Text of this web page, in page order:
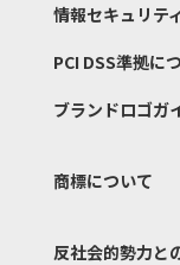
情報セキュリテ
PCI DSS準拠に
ブランドロゴガ
商標について
反社会的勢力と